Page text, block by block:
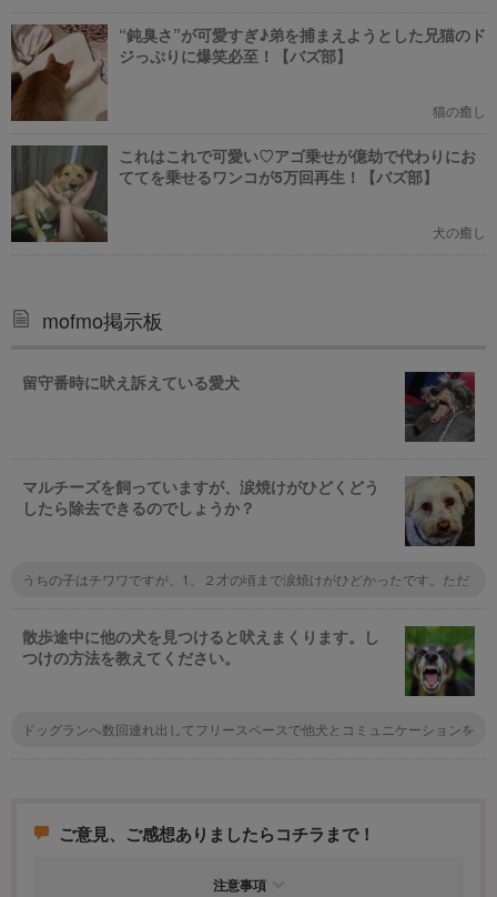
“鈍臭さ”が可愛すぎ♪弟を捕まえようとした兄猫のド
ジっぷりに爆笑必至！【バズ部】
猫の癒し
これはこれで可愛い♡アゴ乗せが億劫で代わりにお
ててを乗せるワンコが5万回再生！【バズ部】
犬の癒し
mofmo掲示板
留守番時に吠え訴えている愛犬
マルチーズを飼っていますが、涙焼けがひどくどう
したら除去できるのでしょうか？
うちの子はチワワですが、1、２才の頃まで涙焼けがひどかったです。ただ
その後ずっと涙焼けしなくなりました。
散歩途中に他の犬を見つけると吠えまくります。し
つけの方法を教えてください。
ドッグランへ数回連れ出してフリースペースで他犬とコミュニケーションを
んが慣れてくるとその場に居合わす犬達間の上下関係もわかるようになると
ご意見、ご感想ありましたらコチラまで！
注意事項